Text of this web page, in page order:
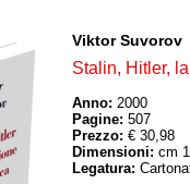
Viktor Suvorov
Stalin, Hitler,
Anno: 2000
Pagine: 507
Prezzo: € 30,98
Dimensioni: cm
Legatura: